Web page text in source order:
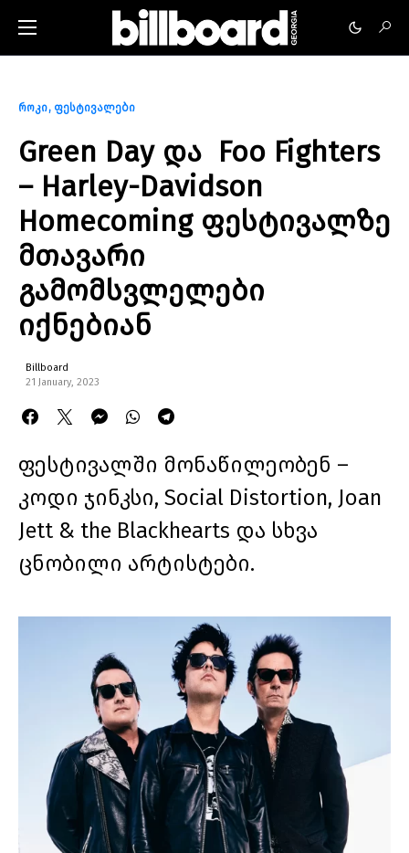
როკი ფესტივალები
Green Day და Foo Fighters
– Harley-Davidson
Homecoming ფესტივალზე
მთავარი
გამომსვლელები
იქნებიან
Billboard
21 January, 2023
ფესტივალში მონაწილეობენ –
კოდი ჯინკსი, Social Distortion, Joan
Jett & the Blackhearts და სხვა
ცნობილი არტისტები.